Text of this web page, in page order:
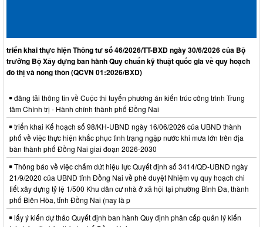
triển khai thực hiện Thông tư số 46/2026/TT-BXD ngày 30/6/2026 của Bộ
trưởng Bộ Xây dựng ban hành Quy chuẩn kỹ thuật quốc gia về quy hoạch
đô thị và nông thôn (QCVN 01:2026/BXD)
đăng tải thông tin về Cuộc thi tuyển phương án kiến trúc công trình Trung
tâm Chính trị - Hành chính thành phố Đồng Nai
triển khai Kế hoạch số 98/KH-UBND ngày 16/06/2026 của UBND thành
phố về việc thực hiện khắc phục tình trạng ngập nước khi mưa lớn trên địa
bàn thành phố Đồng Nai giai đoạn 2026-2030
Thông báo về việc chấm dứt hiệu lực Quyết định số 3414/QĐ-UBND ngày
21/9/2020 của UBND tỉnh Đồng Nai về phê duyệt Nhiệm vụ quy hoạch chi
tiết xây dựng tỷ lệ 1/500 Khu dân cư nhà ở xã hội tại phường Bình Đa, thành
phố Biên Hòa, tỉnh Đồng Nai (nay là p
lấy ý kiến dự thảo Quyết định ban hành Quy định phân cấp quản lý kiến